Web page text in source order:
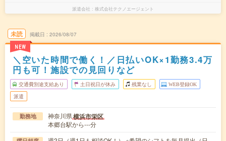
派遣会社 株式会社テクノエージェント
未読
NEW
掲載日 2026/08/07
＼空いた時間で働く！／日払いOK×1勤務3.4万
円も可！施設での見回りなど
交通費別途支給あり 土日祝日が休み 残業なし WEB登録OK
派遣
勤務地 神奈川県横浜市栄区
本郷台駅から---分